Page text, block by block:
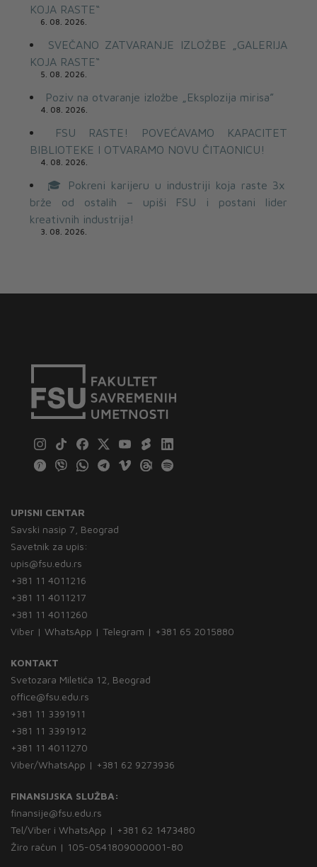
KOJA RASTE“
6. 08. 2026.
SVEČANO ZATVARANJE IZLOŽBE „GALERIJA
KOJA RASTE“
5. 08. 2026.
Poziv na otvaranje izložbe „Eksplozija mirisa”
4. 08. 2026.
FSU RASTE! POVEĆAVAMO KAPACITET
BIBLIOTEKE I OTVARAMO NOVU ČITAONICU!
4. 08. 2026.
🎓 Pokreni karijeru u industriji koja raste 3x
brže od ostalih – upiši FSU i postani lider
kreativnih industrija!
3. 08. 2026.
UPISNI CENTAR
Savski nasip 7, Beograd
Savetnik za upis:
upis@fsu.edu.rs
+381 11 4011216
+381 11 4011217
+381 11 4011260
Viber | WhatsApp | Telegram | +381 65 2015880
KONTAKT
Svetozara Miletića 12, Beograd
office@fsu.edu.rs
+381 11 3391911
+381 11 3391912
+381 11 4011270
Viber/WhatsApp | +381 62 9273936
FINANSIJSKA SLUŽBA:
finansije@fsu.edu.rs
Tel/Viber i WhatsApp | +381 62 1473480
Žiro račun | 105-0541809000001-80